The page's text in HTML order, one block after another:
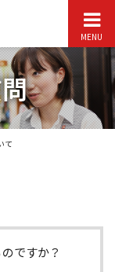
MENU
て
ですか？